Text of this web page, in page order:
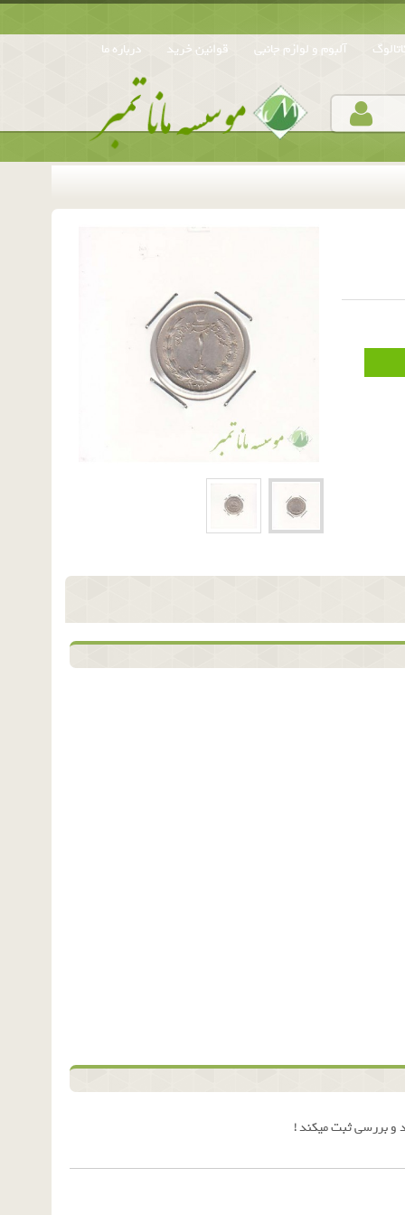
آلبوم و لوازم جانبی قوانین خرید درباره ما
و بررسی ثبت میکند !